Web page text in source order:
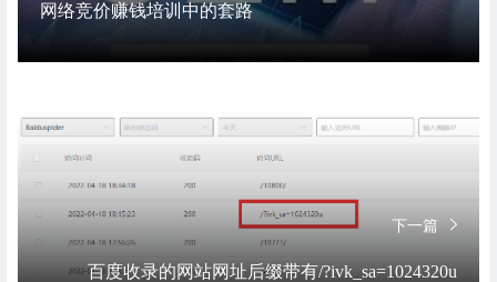
网络竞价赚钱培训中的套路
下一篇
百度收录的网站网址后缀带有/?ivk_sa=1024320u